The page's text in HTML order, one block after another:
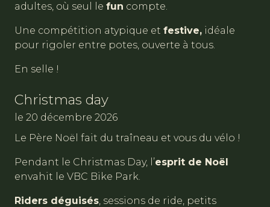
adultes, où seul le fun compte.
Une compétition atypique et festive, idéale
pour rigoler entre potes, ouverte à tous.
En selle !
Christmas day
le 20 décembre 2026
Le Père Noël fait du traîneau et vous du vélo !
Pendant le Christmas Day, l’esprit de Noël
envahit le VBC Bike Park.
Riders déguisés , sessions de ride, petits